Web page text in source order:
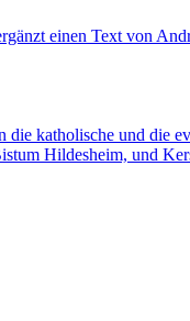
einen Text von
katholische und die
Hildesheim, und